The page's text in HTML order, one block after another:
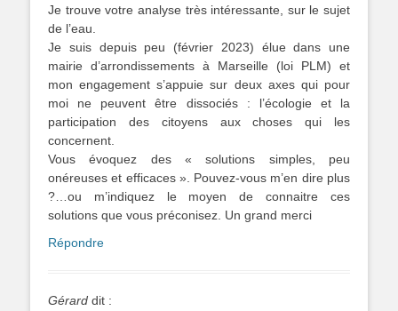
Je trouve votre analyse très intéressante, sur le sujet
de l’eau.
Je suis depuis peu (février 2023) élue dans une
mairie d’arrondissements à Marseille (loi PLM) et
mon engagement s’appuie sur deux axes qui pour
moi ne peuvent être dissociés : l’écologie et la
participation des citoyens aux choses qui les
concernent.
Vous évoquez des « solutions simples, peu
onéreuses et efficaces ». Pouvez-vous m’en dire plus
?…ou m’indiquez le moyen de connaitre ces
solutions que vous préconisez. Un grand merci
Répondre
Gérard dit :